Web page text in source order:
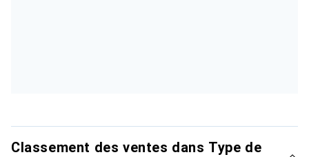
Classement des ventes dans Type de